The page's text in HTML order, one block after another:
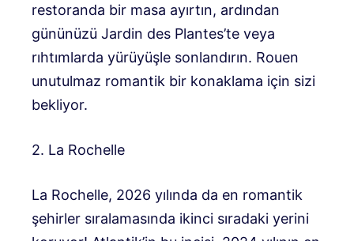
restoranda bir masa ayırtın, ardından
gününüzü Jardin des Plantes’te veya
rıhtımlarda yürüyüşle sonlandırın. Rouen
unutulmaz romantik bir konaklama için sizi
bekliyor.
2. La Rochelle
La Rochelle, 2026 yılında da en romantik
şehirler sıralamasında ikinci sıradaki yerini